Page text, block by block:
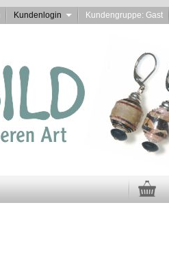
Kundenlogin Kundengruppe: Gast